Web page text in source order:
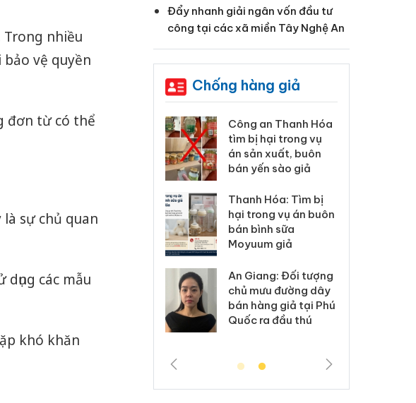
nhiều
vệ quyền
đơn từ có thể
sự chủ quan
các mẫu
khó khăn
Đẩy nhanh giải ngân vốn đầu tư
công tại các xã miền Tây Nghệ An
Chống hàng giả
Công an Thanh Hóa
hại trong vụ án buôn
bán bình sữa
An Giang: Đối tượng
Lào Cai xử lý 83 vụ vi
phạm thương mại
trong tháng 7
Hưng Yên: Xử lý 6 hộ
kinh doanh bán hàng
giả mạo nhãn hiệu
Adidas, Nike
Cà Mau: Tiêu hủy
công khai hàng ngàn
sản phẩm nhập lậu,
bảo vệ môi trường